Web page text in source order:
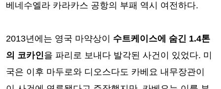
베네수엘라 카라카스 공항의 부패 역시 여전하다.
2013년에는 영국 마약상이 수트케이스에 숨긴 1.4톤
의 코카인을 파리로 보내다 발각된 사건이 있었다. 미
국은 이후 마두로와 디오스다도 카베요 내무장관이